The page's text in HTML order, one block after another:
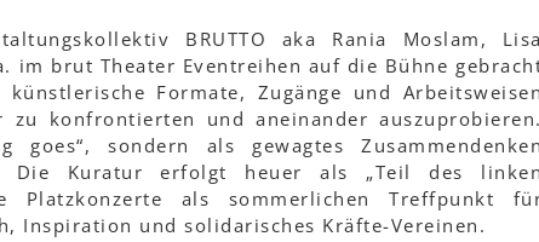
BRUTTO aka Rania Moslam, Lisa
im brut Theater Eventreihen auf die Bühne
Formate, Zugänge und Arbeitsweisen
konfrontierten und aneinander auszuprobieren.
sondern als gewagtes Zusammendenken
Die Kuratur erfolgt heuer als „Teil des linken
Platzkonzerte als sommerlichen Treffpunkt
Inspiration und solidarisches Kräfte-Vereinen.